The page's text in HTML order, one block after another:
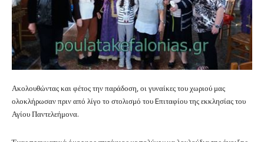
Ακολουθώντας και φέτος την παράδοση, οι γυναίκες του χωριού μας
ολοκλήρωσαν πριν από λίγο το στολισμό του Eπιταφίου της εκκλησίας του
Αγίου Παντελεήμονα.